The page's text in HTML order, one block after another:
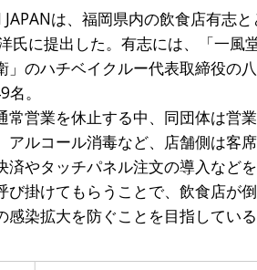
は、福岡県内の飲食店有志
氏に提出した。有志には、「一風
のハチベイクルー代表取締役の
。
営業を休止する中、同団体は営
ルコール消毒など、店舗側は客
やタッチパネル注文の導入などを
掛けてもらうことで、飲食店が
染拡大を防ぐことを目指している